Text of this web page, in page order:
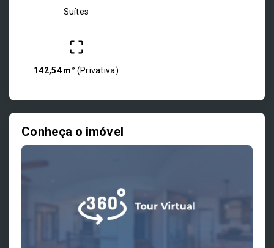
Suítes
142,54 m²(Privativa)
Conheça o imóvel